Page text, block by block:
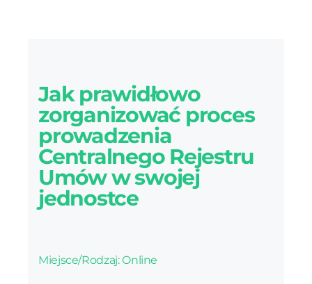
Jak prawidłowo
zorganizować proces
prowadzenia
Centralnego Rejestru
Umów w swojej
jednostce
Miejsce/Rodzaj: Online